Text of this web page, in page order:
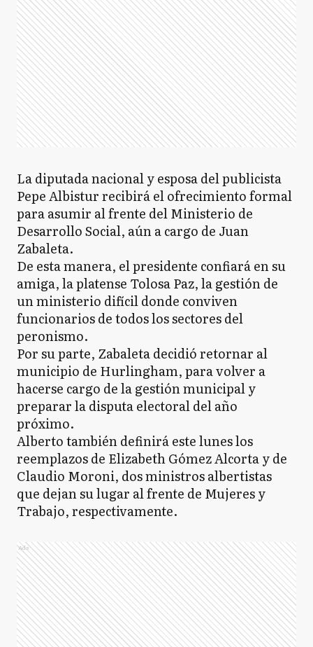
La diputada nacional y esposa del publicista
Pepe Albistur recibirá el ofrecimiento formal
para asumir al frente del Ministerio de
Desarrollo Social, aún a cargo de Juan
Zabaleta.
De esta manera, el presidente confiará en su
amiga, la platense Tolosa Paz, la gestión de
un ministerio difícil donde conviven
funcionarios de todos los sectores del
peronismo.
Por su parte, Zabaleta decidió retornar al
municipio de Hurlingham, para volver a
hacerse cargo de la gestión municipal y
preparar la disputa electoral del año
próximo.
Alberto también definirá este lunes los
reemplazos de Elizabeth Gómez Alcorta y de
Claudio Moroni, dos ministros albertistas
que dejan su lugar al frente de Mujeres y
Trabajo, respectivamente.
Ads